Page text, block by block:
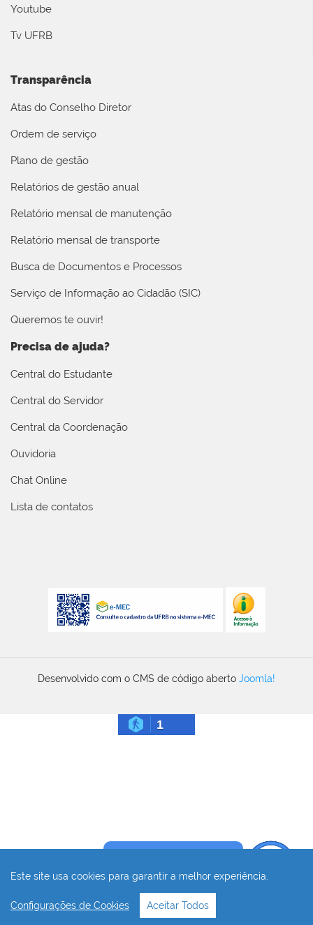
Este site usa cookies para garantir a melhor experiência.
Configurações de Cookies Aceitar Todos
Youtube
Tv UFRB
Transparência
Atas do Conselho Diretor
Ordem de serviço
Plano de gestão
Relatórios de gestão anual
Relatório mensal de manutenção
Relatório mensal de transporte
Busca de Documentos e Processos
Serviço de Informação ao Cidadão (SIC)
Queremos te ouvir!
Precisa de ajuda?
Central do Estudante
Central do Servidor
Central da Coordenação
Ouvidoria
Chat Online
Lista de contatos
Desenvolvido com o CMS de código aberto Joomla!
1
⏮ ⏭